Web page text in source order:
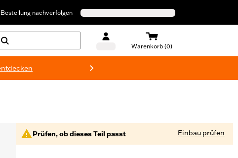
Bestellung nachverfolgen
Warenkorb (0)
Prüfen, ob dieses Teil passt Einbau prüfen